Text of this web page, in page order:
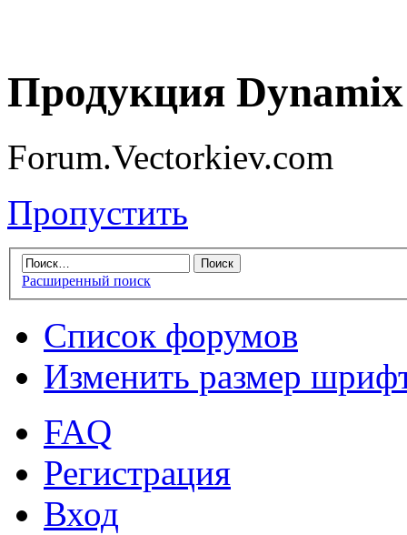
Продукция
Forum.Vectorkiev.com
Пропустить
Расширенный поиск
Список форумов
Изменить размер
FAQ
Регистрация
Вход